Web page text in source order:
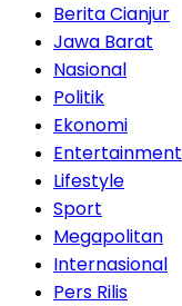
Berita Cianjur
Jawa Barat
Nasional
Politik
Ekonomi
Entertainment
Lifestyle
Sport
Megapolitan
Internasional
Pers Rilis